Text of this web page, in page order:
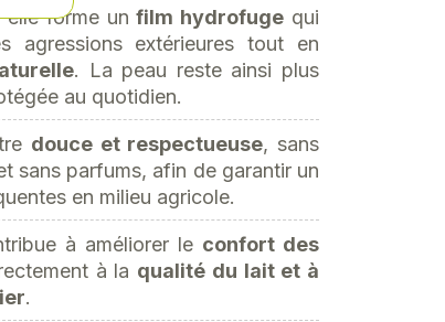
elle forme unfilm hydrofuge qui
agressions extérieures tout en
. La peau reste ainsi plus
au quotidien.
douce et respectueuse, sans
sans parfums, afin de garantir un
en milieu agricole.
à améliorer le confort des
à la qualité du lait et à
.